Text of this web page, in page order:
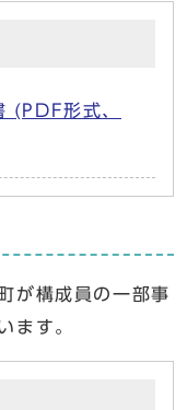
(PDF形式、
が構成員の一部事
ます。